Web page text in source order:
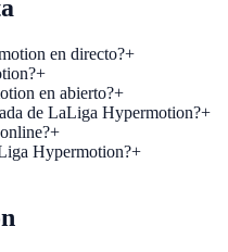
en directo?+
+
en abierto?+
de LaLiga Hypermotion?+
+
Hypermotion?+